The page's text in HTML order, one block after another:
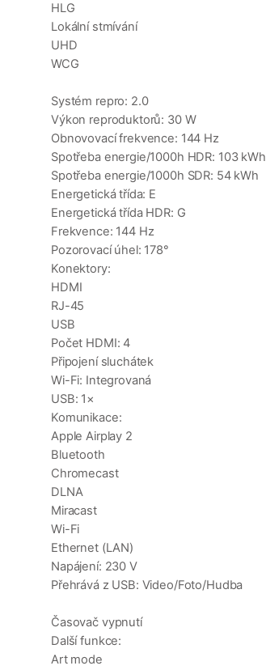
HLG
Lokální stmívání
UHD
WCG
Systém repro: 2.0
Výkon reproduktorů: 30 W
Obnovovací frekvence: 144 Hz
Spotřeba energie/1000h HDR: 103 kWh
Spotřeba energie/1000h SDR: 54 kWh
Energetická třída: E
Energetická třída HDR: G
Frekvence: 144 Hz
Pozorovací úhel: 178°
Konektory:
HDMI
RJ-45
USB
Počet HDMI: 4
Připojení sluchátek
Wi-Fi: Integrovaná
USB: 1×
Komunikace:
Apple Airplay 2
Bluetooth
Chromecast
DLNA
Miracast
Wi-Fi
Ethernet (LAN)
Napájení: 230 V
Přehrává z USB: Video/Foto/Hudba
Časovač vypnutí
Další funkce:
Art mode